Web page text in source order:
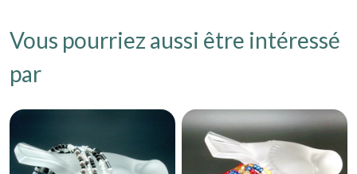
Vous pourriez aussi être intéressé
par